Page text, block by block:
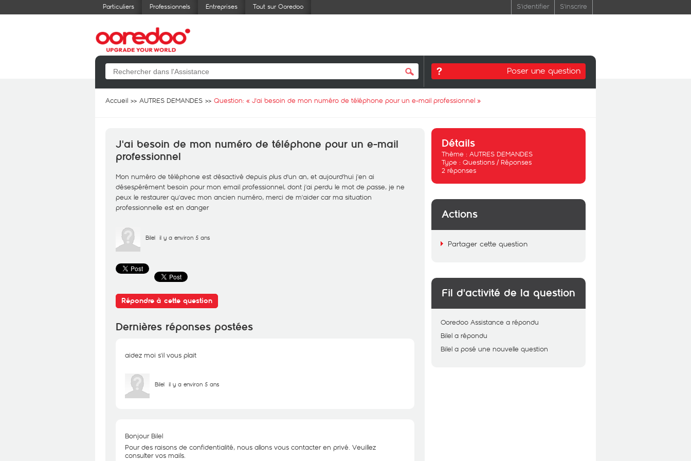
Particuliers Professionnels Entreprises Tout sur Ooredoo S'identifier S'inscrire
Poser une question
Accueil AUTRES DEMANDES Question: « J'ai besoin de mon numéro de téléphone pour un e-mail professionnel »
J'ai besoin de mon numéro de téléphone pour un e-mail
professionnel
Mon numéro de téléphone est désactivé depuis plus d'un an, et aujourd'hui j'en ai
désespérément besoin pour mon email professionnel, dont j'ai perdu le mot de passe, je ne
peux le restaurer qu'avec mon ancien numéro, merci de m'aider car ma situation
professionnelle est en danger
Bilel il y a environ 5 ans
Répondre à cette question
Dernières réponses postées
aidez moi s'il vous plait
Bilel il y a environ 5 ans
Bonjour Bilel
Pour des raisons de confidentialité, nous allons vous contacter en privé. Veuillez
consulter vos mails.
Détails
Thème : AUTRES DEMANDES
Type : Questions / Réponses
2 réponses
Actions
Partager cette question
Fil d'activité de la question
Ooredoo Assistance a répondu
Bilel a répondu
Bilel a posé une nouvelle question